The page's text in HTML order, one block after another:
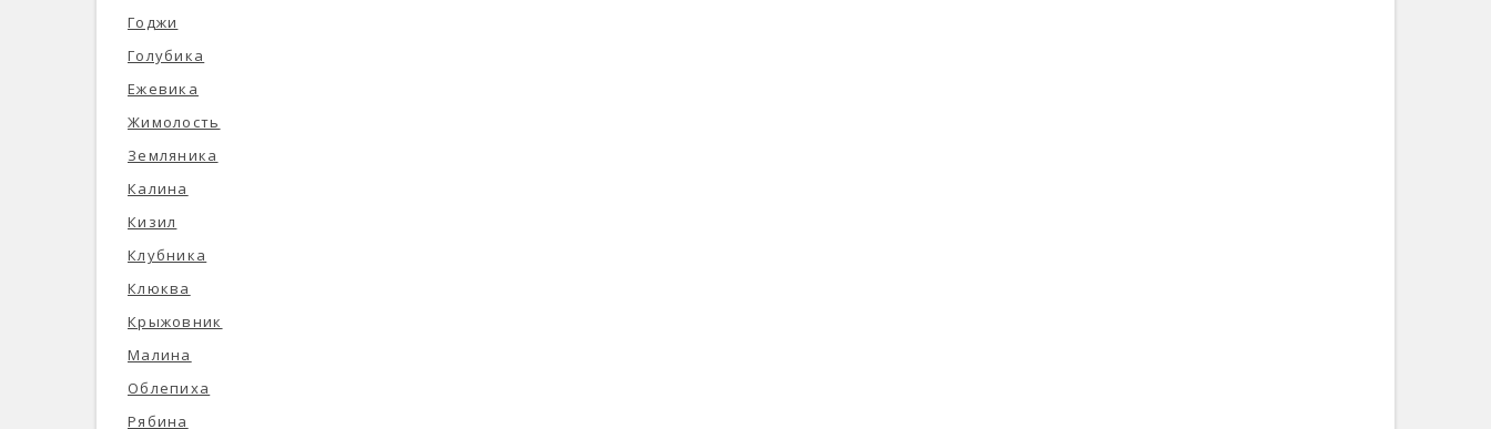
Годжи
Голубика
Ежевика
Жимолость
Земляника
Калина
Кизил
Клубника
Клюква
Крыжовник
Малина
Облепиха
Рябина